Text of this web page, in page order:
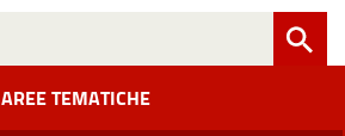
AREE TEMATICHE